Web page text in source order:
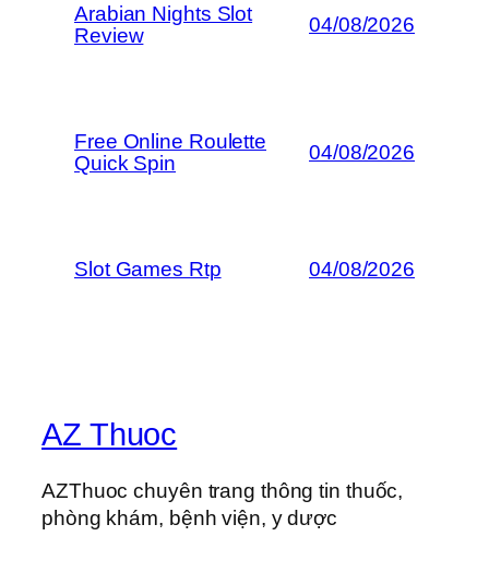
Arabian Nights Slot
Review
04/08/2026
Free Online Roulette
Quick Spin
04/08/2026
Slot Games Rtp 04/08/2026
AZ Thuoc
AZThuoc chuyên trang thông tin thuốc,
phòng khám, bệnh viện, y dược